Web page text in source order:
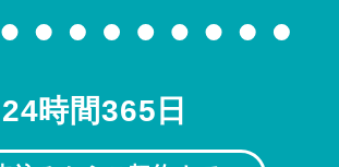
24時間365日